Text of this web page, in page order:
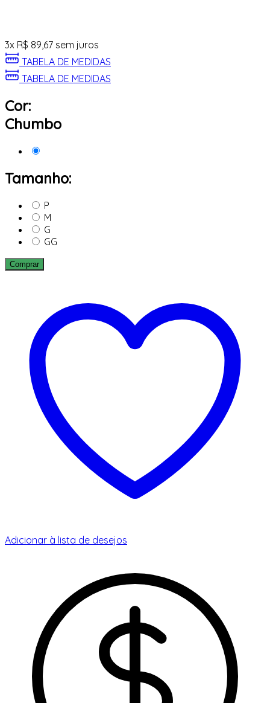
3x R$ 89,67 sem juros
TABELA DE MEDIDAS
TABELA DE MEDIDAS
Cor:
Chumbo
Tamanho:
P
M
G
GG
Comprar
Adicionar à lista de desejos